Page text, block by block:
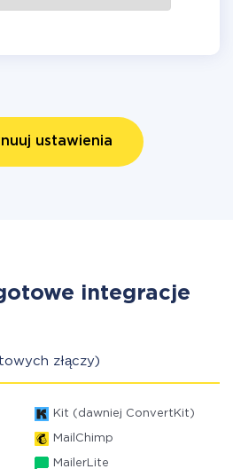
ustawienia
integracje
złączy)
Kit (dawniej ConvertKit)
MailChimp
MailerLite